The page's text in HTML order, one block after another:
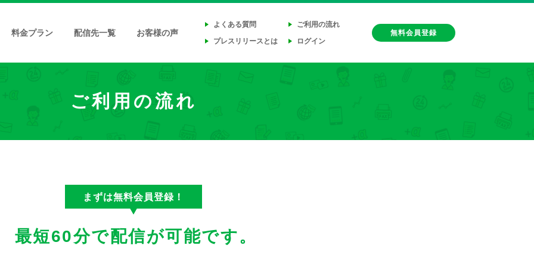
料金プラン 配信先一覧 お客様の声
よくある質問
ご利用の流れ
プレスリリースとは
ログイン
無料会員登録
ご利用の流れ
まずは無料会員登録！
最短60分で配信が可能です。